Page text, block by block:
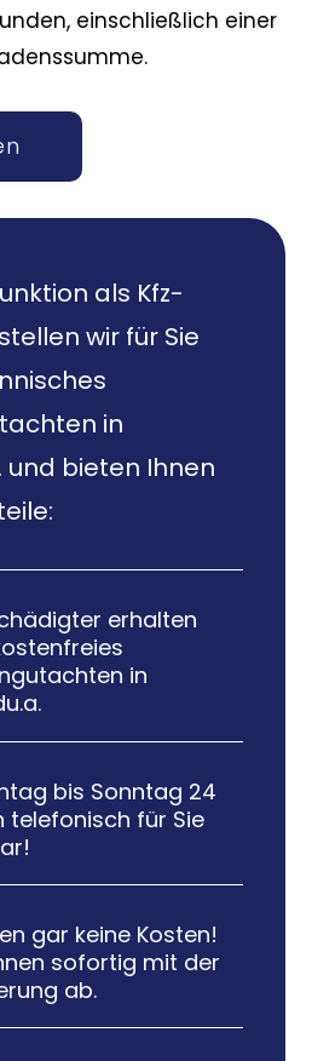
einschließlich einer
als Kfz-
wir für Sie
in
und bieten Ihnen
erhalten
in
bis Sonntag 24
telefonisch für Sie
gar keine Kosten!
sofortig mit der
ab.